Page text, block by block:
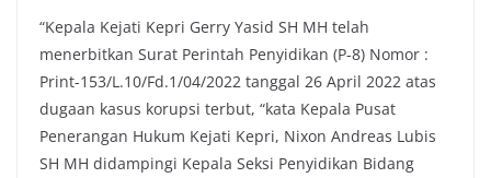
“Kepala Kejati Kepri Gerry Yasid SH MH telah
menerbitkan Surat Perintah Penyidikan (P-8) Nomor :
Print-153/L.10/Fd.1/04/2022 tanggal 26 April 2022 atas
dugaan kasus korupsi terbut, “kata Kepala Pusat
Penerangan Hukum Kejati Kepri, Nixon Andreas Lubis
SH MH didampingi Kepala Seksi Penyidikan Bidang